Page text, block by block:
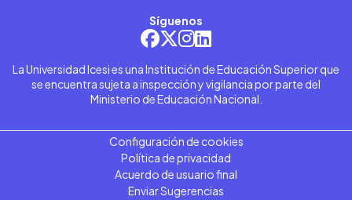
Síguenos
La Universidad Icesi es una Institución de Educación Superior que
se encuentra sujeta a inspección y vigilancia por parte del
Ministerio de Educación Nacional.
Configuración de cookies
Política de privacidad
Acuerdo de usuario final
Enviar Sugerencias